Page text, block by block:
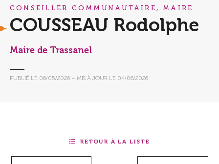
CONSEILLER COMMUNAUTAIRE, MAIRE
COUSSEAU Rodolphe
Maire de Trassanel
PUBLIÉ LE 06/05/2026 – MIS À JOUR LE 04/06/2026
RETOUR À LA LISTE